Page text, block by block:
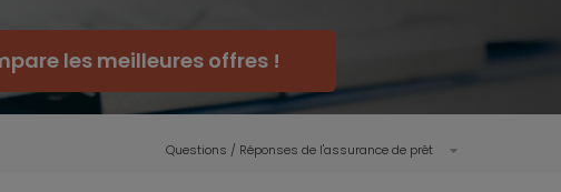
les meilleures offres !
Questions / Réponses de l'assurance de prêt